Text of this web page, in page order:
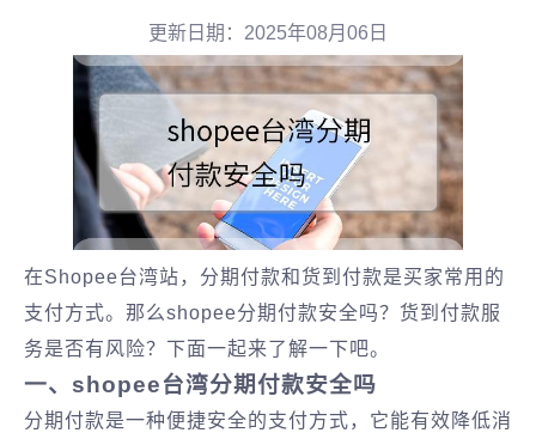
更新日期：2025年08月06日
在Shopee台湾站，分期付款和货到付款是买家常用的
支付方式。那么shopee分期付款安全吗？货到付款服
务是否有风险？下面一起来了解一下吧。
一、shopee台湾分期付款安全吗
分期付款是一种便捷安全的支付方式，它能有效降低消